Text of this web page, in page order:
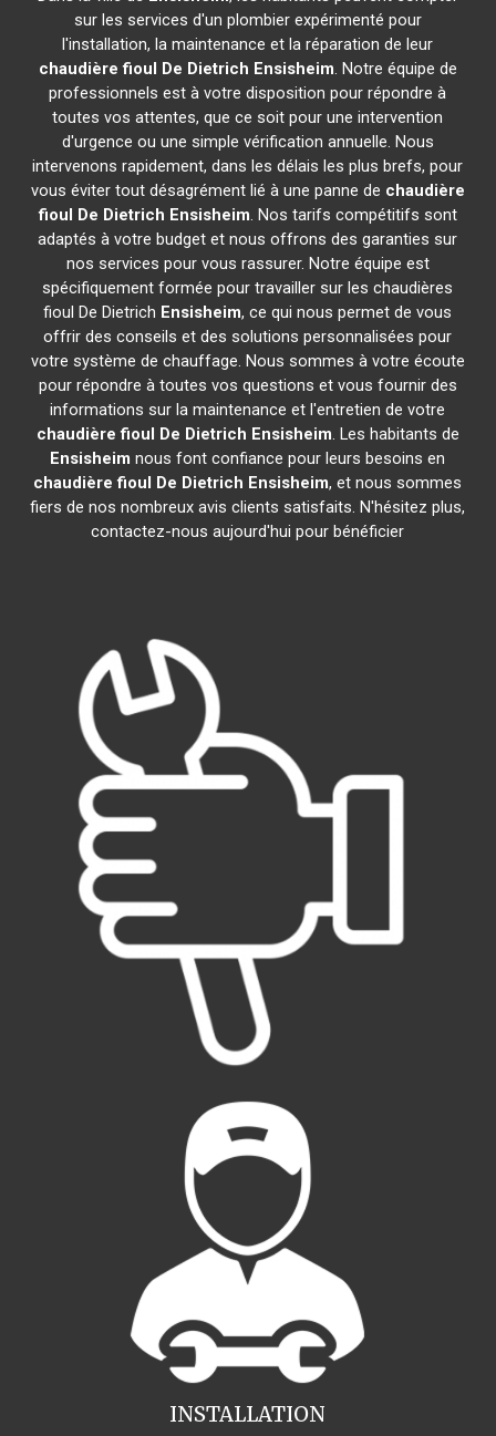
sur les services d'un plombier expérimenté pour
l'installation, la maintenance et la réparation de leur
chaudière fioul De Dietrich Ensisheim. Notre équipe de
professionnels est à votre disposition pour répondre à
toutes vos attentes, que ce soit pour une intervention
d'urgence ou une simple vérification annuelle. Nous
intervenons rapidement, dans les délais les plus brefs, pour
vous éviter tout désagrément lié à une panne de chaudière
fioul De Dietrich Ensisheim. Nos tarifs compétitifs sont
adaptés à votre budget et nous offrons des garanties sur
nos services pour vous rassurer. Notre équipe est
spécifiquement formée pour travailler sur les chaudières
fioul De Dietrich Ensisheim, ce qui nous permet de vous
offrir des conseils et des solutions personnalisées pour
votre système de chauffage. Nous sommes à votre écoute
pour répondre à toutes vos questions et vous fournir des
informations sur la maintenance et l'entretien de votre
chaudière fioul De Dietrich Ensisheim. Les habitants de
Ensisheim nous font confiance pour leurs besoins en
chaudière fioul De Dietrich Ensisheim, et nous sommes
fiers de nos nombreux avis clients satisfaits. N'hésitez plus,
contactez-nous aujourd'hui pour bénéficier
INSTALLATION